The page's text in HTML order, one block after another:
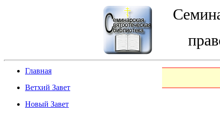
Главная
Ветхий Завет
Новый Завет